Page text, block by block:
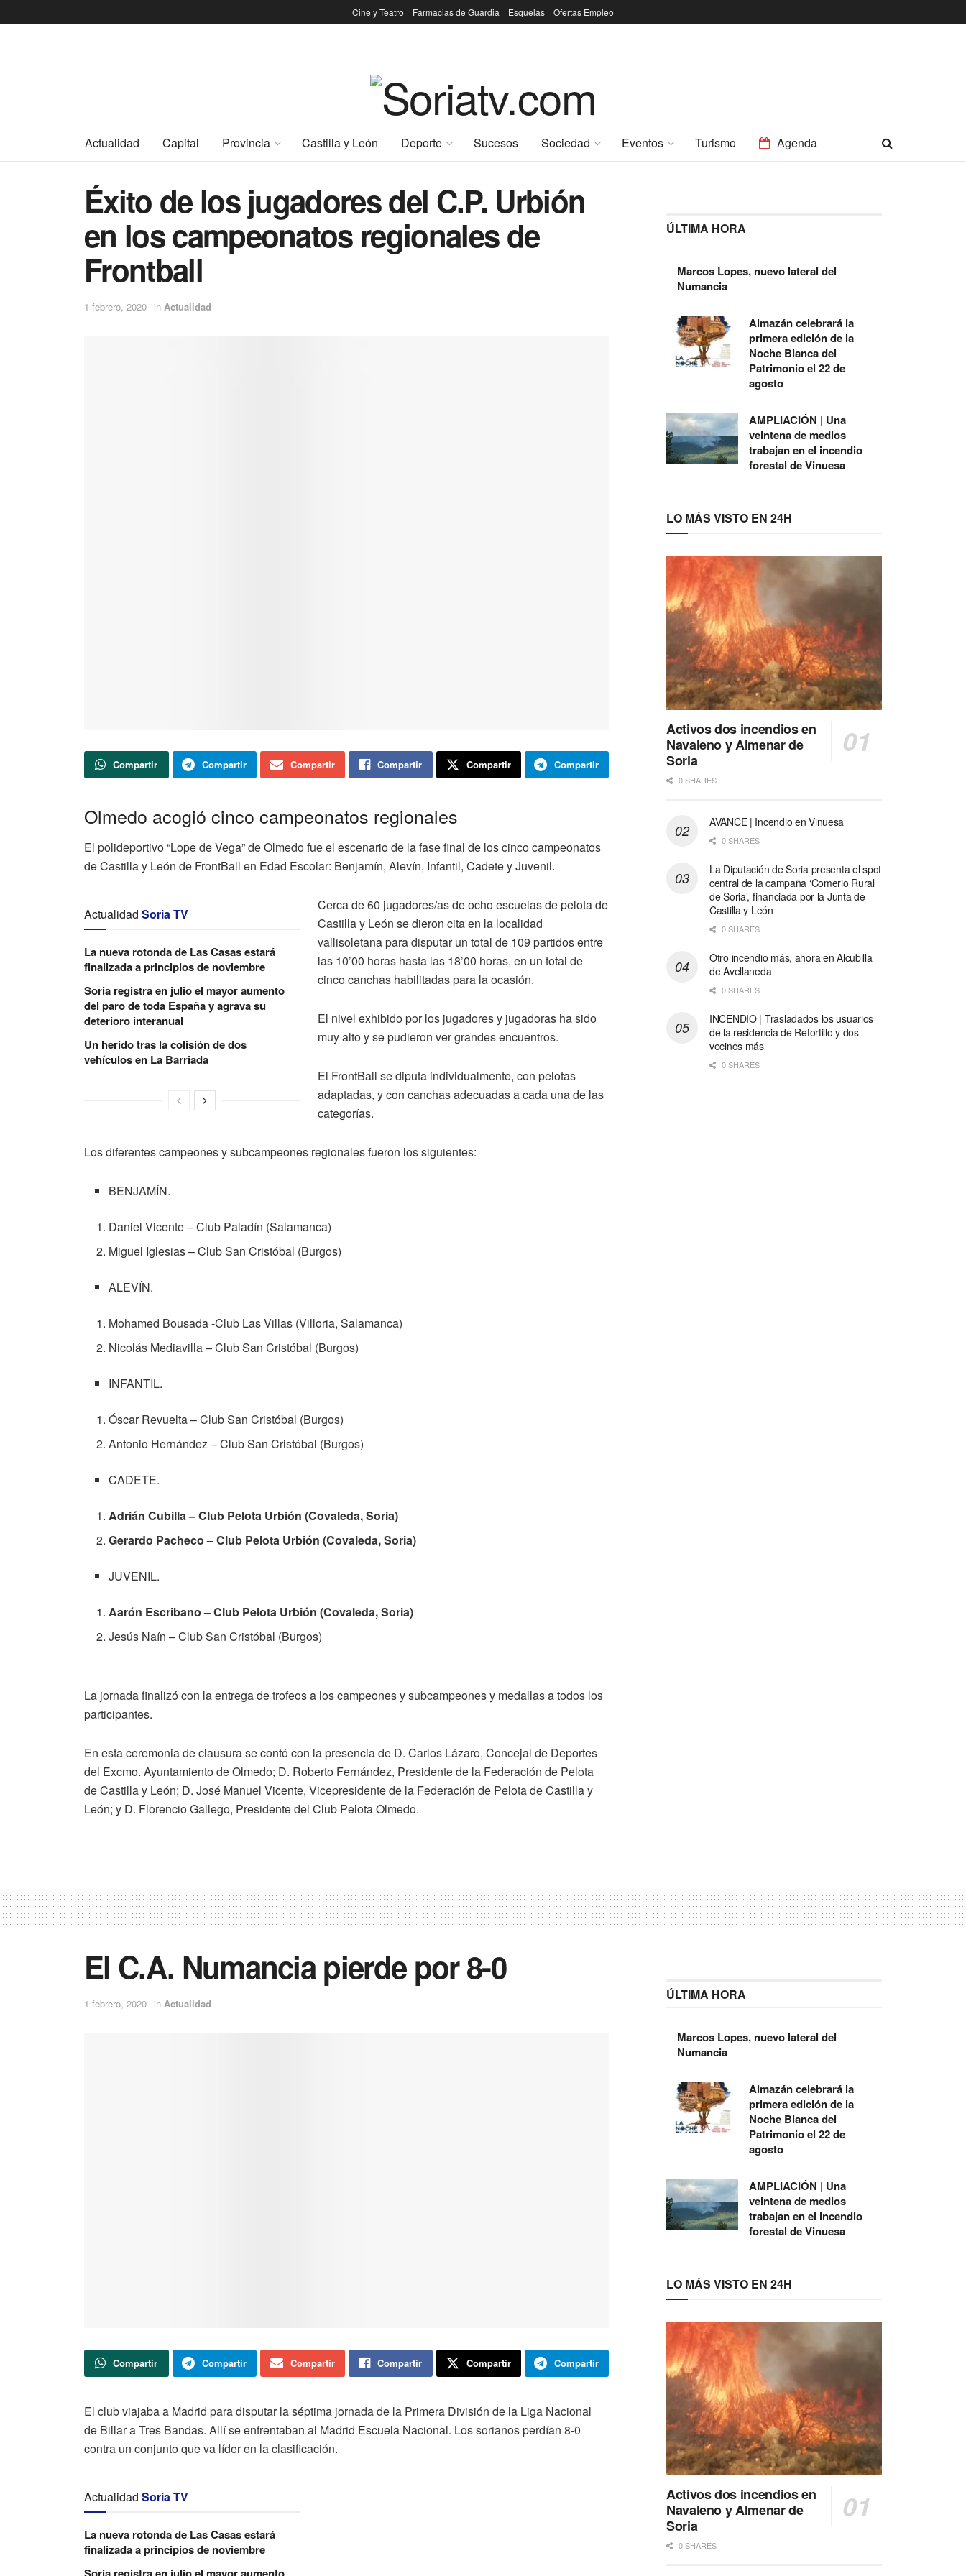
Cine y Teatro Farmacias de Guardia Esquelas Ofertas Empleo
Actualidad Capital Provincia Castilla y León Deporte Sucesos Sociedad Eventos Turismo Agenda
Éxito de los jugadores del C.P. Urbión
en los campeonatos regionales de
Frontball
1 febrero, 2020 in Actualidad
Compartir Compartir Compartir Compartir Compartir Compartir
Olmedo acogió cinco campeonatos regionales
El polideportivo “Lope de Vega” de Olmedo fue el escenario de la fase final de los cinco campeonatos
de Castilla y León de FrontBall en Edad Escolar: Benjamín, Alevín, Infantil, Cadete y Juvenil.
Actualidad Soria TV
La nueva rotonda de Las Casas estará
finalizada a principios de noviembre
Soria registra en julio el mayor aumento
del paro de toda España y agrava su
deterioro interanual
Un herido tras la colisión de dos
vehículos en La Barriada
Cerca de 60 jugadores/as de ocho escuelas de pelota de
Castilla y León se dieron cita en la localidad
vallisoletana para disputar un total de 109 partidos entre
las 10’00 horas hasta las 18’00 horas, en un total de
cinco canchas habilitadas para la ocasión.
El nivel exhibido por los jugadores y jugadoras ha sido
muy alto y se pudieron ver grandes encuentros.
El FrontBall se diputa individualmente, con pelotas
adaptadas, y con canchas adecuadas a cada una de las
categorías.
Los diferentes campeones y subcampeones regionales fueron los siguientes:
BENJAMÍN.
Daniel Vicente – Club Paladín (Salamanca)
Miguel Iglesias – Club San Cristóbal (Burgos)
ALEVÍN.
Mohamed Bousada -Club Las Villas (Villoria, Salamanca)
Nicolás Mediavilla – Club San Cristóbal (Burgos)
INFANTIL.
Óscar Revuelta – Club San Cristóbal (Burgos)
Antonio Hernández – Club San Cristóbal (Burgos)
CADETE.
Adrián Cubilla – Club Pelota Urbión (Covaleda, Soria)
Gerardo Pacheco – Club Pelota Urbión (Covaleda, Soria)
JUVENIL.
Aarón Escribano – Club Pelota Urbión (Covaleda, Soria)
Jesús Naín – Club San Cristóbal (Burgos)
La jornada finalizó con la entrega de trofeos a los campeones y subcampeones y medallas a todos los
participantes.
En esta ceremonia de clausura se contó con la presencia de D. Carlos Lázaro, Concejal de Deportes
del Excmo. Ayuntamiento de Olmedo; D. Roberto Fernández, Presidente de la Federación de Pelota
de Castilla y León; D. José Manuel Vicente, Vicepresidente de la Federación de Pelota de Castilla y
León; y D. Florencio Gallego, Presidente del Club Pelota Olmedo.
ÚLTIMA HORA
Marcos Lopes, nuevo lateral del
Numancia
Almazán celebrará la
primera edición de la
Noche Blanca del
Patrimonio el 22 de
agosto
AMPLIACIÓN | Una
veintena de medios
trabajan en el incendio
forestal de Vinuesa
LO MÁS VISTO EN 24H
Activos dos incendios en
Navaleno y Almenar de
Soria
0 SHARES
AVANCE | Incendio en Vinuesa
0 SHARES
La Diputación de Soria presenta el spot
central de la campaña ‘Comerio Rural
de Soria’, financiada por la Junta de
Castilla y León
0 SHARES
Otro incendio más, ahora en Alcubilla
de Avellaneda
0 SHARES
INCENDIO | Trasladados los usuarios
de la residencia de Retortillo y dos
vecinos más
0 SHARES
El C.A. Numancia pierde por 8-0
1 febrero, 2020 in Actualidad
Compartir Compartir Compartir Compartir Compartir Compartir
El club viajaba a Madrid para disputar la séptima jornada de la Primera División de la Liga Nacional
de Billar a Tres Bandas. Allí se enfrentaban al Madrid Escuela Nacional. Los sorianos perdían 8-0
contra un conjunto que va líder en la clasificación.
Actualidad Soria TV
La nueva rotonda de Las Casas estará
finalizada a principios de noviembre
ÚLTIMA HORA
Marcos Lopes, nuevo lateral del
Numancia
Almazán celebrará la
primera edición de la
Noche Blanca del
Patrimonio el 22 de
agosto
AMPLIACIÓN | Una
veintena de medios
trabajan en el incendio
forestal de Vinuesa
LO MÁS VISTO EN 24H
Activos dos incendios en
Navaleno y Almenar de
Soria
0 SHARES